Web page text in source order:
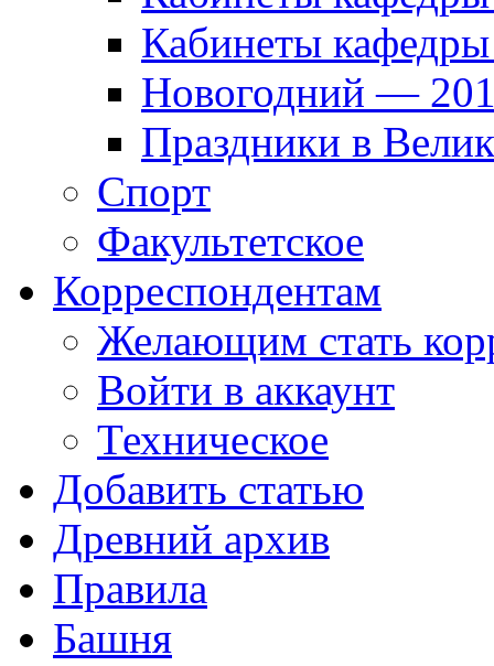
Кабинеты
Новогодний —
Праздники в
Спорт
Факультетское
Корреспондентам
Желающим стать
Войти в аккаунт
Техническое
Добавить статью
Древний архив
Правила
Башня